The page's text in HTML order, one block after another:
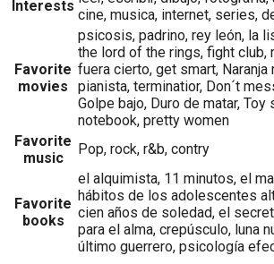
Interests
cine, musica, internet, series,
Favorite
movies
psicosis, padrino, rey león, la
the lord of the rings, fight club,
fuera cierto, get smart, Naranja
pianista, terminatior, Don´t
Golpe bajo, Duro de matar, Toy
notebook, pretty women
Favorite
music
Pop, rock, r&b, contry
Favorite
books
el alquimista, 11 minutos, el
hábitos de los adolescentes
cien años de soledad, el
para el alma, crepúsculo, luna
último guerrero, psicología